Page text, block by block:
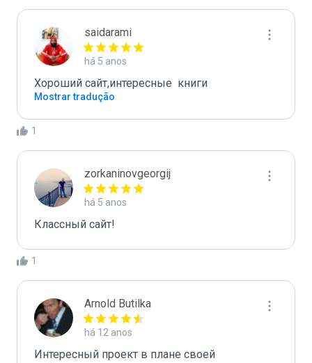
saidarami
há 5 anos
Хороший сайт,интересные  книги
Mostrar tradução
1
zorkaninovgeorgij
há 5 anos
Классный сайт!
1
Arnold Butilka
há 12 anos
Интересный проект в плане своей